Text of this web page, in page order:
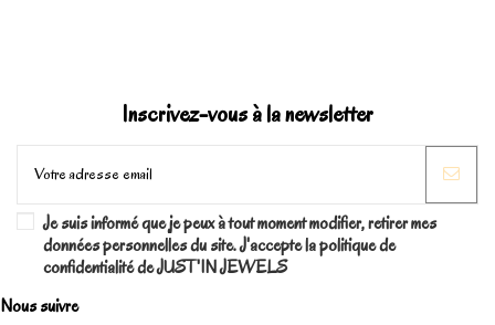
Inscrivez-vous à la newsletter
Je suis informé que je peux à tout moment modifier, retirer mes
données personnelles du site. J'accepte la politique de
confidentialité de JUST'IN JEWELS
Nous suivre